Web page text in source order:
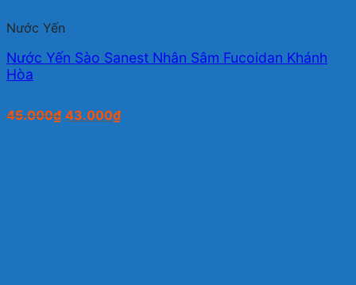
Nước Yến
Nước Yến Sào Sanest Nhân Sâm Fucoidan Khánh
Hòa
45.000₫ Giá
43.000₫Giá